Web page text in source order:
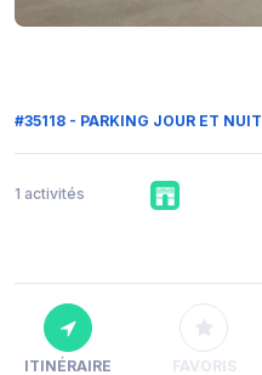
#35118 - PARKING JOUR ET NUIT
1 activités
ITINÉRAIRE FAVORIS